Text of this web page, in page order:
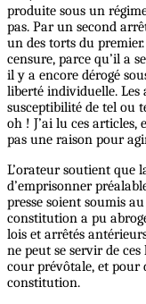
produite sous un
pas. Par un second
un des torts du
censure, parce qu’il a
il y a encore dérogé
liberté individuelle. Les
susceptibilité de tel
oh ! J’ai lu ces articles,
pas une raison pour
L’orateur soutient que
d’emprisonner
presse soient soumis
constitution a pu
lois et arrêtés
ne peut se servir de
cour prévôtale, et pour
constitution.